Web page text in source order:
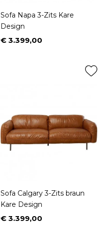
Sofa Napa 3-Zits Kare
Design
Prijs
€ 3.399,00
Sofa Calgary 3-Zits braun
Kare Design
Prijs
€ 3.399,00